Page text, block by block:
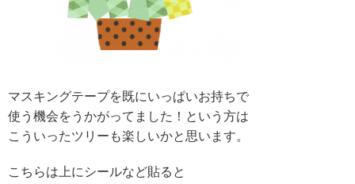
マスキングテープを既にいっぱいお持ちで
使う機会をうかがってました！という方は
こういったツリーも楽しいかと思います。
こちらは上にシールなど貼ると